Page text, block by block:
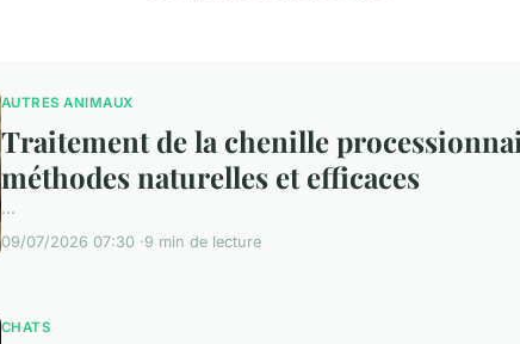
AUTRES ANIMAUX
Traitement de la chenille
méthodes naturelles et efficaces
...
09/07/2026 07:30 9 min de lecture
CHATS